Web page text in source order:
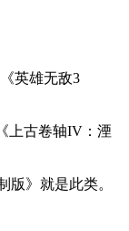
英雄无敌3
上古卷轴IV：湮
》就是此类。